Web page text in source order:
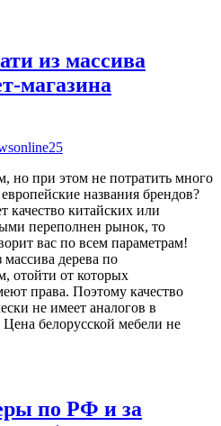
из массива
магазина
но при этом не потратить много
названия брендов?
качество китайских или
переполнен рынок, то
вас по всем параметрам!
массива дерева по
отойти от которых
права. Поэтому качество
не имеет аналогов в
белорусской мебели не
по РФ и за